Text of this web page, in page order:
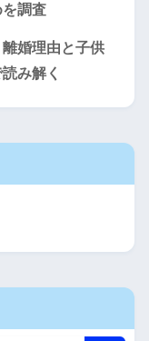
調査
婚理由と子供
み解く